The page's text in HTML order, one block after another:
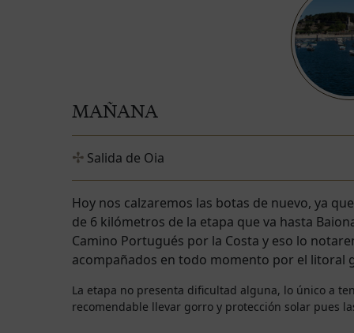
MAÑANA
Salida de Oia
Hoy nos calzaremos las botas de nuevo, ya
de 6 kilómetros de la etapa que va hasta
Camino Portugués por la Costa y eso lo
acompañados en todo momento por el litoral
La etapa no presenta dificultad alguna, lo único a
recomendable llevar gorro y protección solar pues